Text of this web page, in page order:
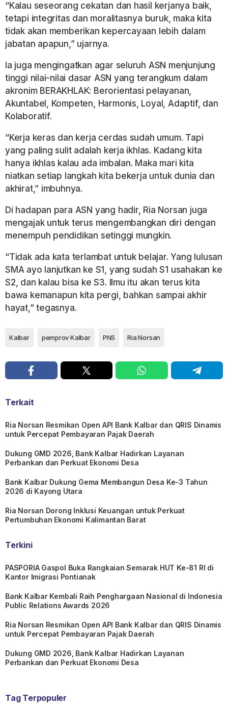
“Kalau seseorang cekatan dan hasil kerjanya baik,
tetapi integritas dan moralitasnya buruk, maka kita
tidak akan memberikan kepercayaan lebih dalam
jabatan apapun,” ujarnya.
Ia juga mengingatkan agar seluruh ASN menjunjung
tinggi nilai-nilai dasar ASN yang terangkum dalam
akronim BERAKHLAK: Berorientasi pelayanan,
Akuntabel, Kompeten, Harmonis, Loyal, Adaptif, dan
Kolaboratif.
“Kerja keras dan kerja cerdas sudah umum. Tapi
yang paling sulit adalah kerja ikhlas. Kadang kita
hanya ikhlas kalau ada imbalan. Maka mari kita
niatkan setiap langkah kita bekerja untuk dunia dan
akhirat,” imbuhnya.
Di hadapan para ASN yang hadir, Ria Norsan juga
mengajak untuk terus mengembangkan diri dengan
menempuh pendidikan setinggi mungkin.
“Tidak ada kata terlambat untuk belajar. Yang lulusan
SMA ayo lanjutkan ke S1, yang sudah S1 usahakan ke
S2, dan kalau bisa ke S3. Ilmu itu akan terus kita
bawa kemanapun kita pergi, bahkan sampai akhir
hayat,” tegasnya.
Kalbar pemprov Kalbar PNS Ria Norsan
Terkait
Ria Norsan Resmikan Open API Bank Kalbar dan QRIS Dinamis
untuk Percepat Pembayaran Pajak Daerah
Dukung GMD 2026, Bank Kalbar Hadirkan Layanan
Perbankan dan Perkuat Ekonomi Desa
Bank Kalbar Dukung Gema Membangun Desa Ke-3 Tahun
2026 di Kayong Utara
Ria Norsan Dorong Inklusi Keuangan untuk Perkuat
Pertumbuhan Ekonomi Kalimantan Barat
Terkini
PASPORIA Gaspol Buka Rangkaian Semarak HUT Ke-81 RI di
Kantor Imigrasi Pontianak
Bank Kalbar Kembali Raih Penghargaan Nasional di Indonesia
Public Relations Awards 2026
Ria Norsan Resmikan Open API Bank Kalbar dan QRIS Dinamis
untuk Percepat Pembayaran Pajak Daerah
Dukung GMD 2026, Bank Kalbar Hadirkan Layanan
Perbankan dan Perkuat Ekonomi Desa
Tag Terpopuler